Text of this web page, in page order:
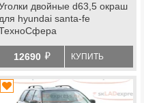
двойные d63,5 окраш
для hyundai santa-fe
12690 й КУПИТЬ